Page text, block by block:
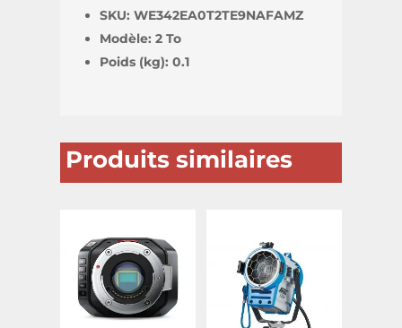
SKU: WE342EA0T2TE9NAFAMZ
Modèle: 2 To
Poids (kg): 0.1
Produits similaires